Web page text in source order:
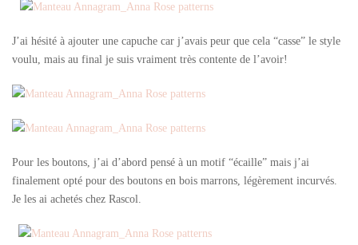
J’ai hésité à ajouter une capuche car j’avais peur que cela “casse” le style
voulu, mais au final je suis vraiment très contente de l’avoir!
Pour les boutons, j’ai d’abord pensé à un motif “écaille” mais j’ai
finalement opté pour des boutons en bois marrons, légèrement incurvés.
Je les ai achetés chez Rascol.